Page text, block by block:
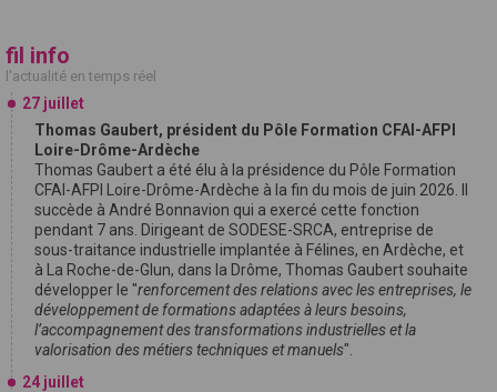
fil info
l'actualité en temps réel
27 juillet
Thomas Gaubert, président du Pôle Formation CFAI-AFPI
Loire-Drôme-Ardèche
Thomas Gaubert a été élu à la présidence du Pôle Formation
CFAI-AFPI Loire-Drôme-Ardèche à la fin du mois de juin 2026. Il
succède à André Bonnavion qui a exercé cette fonction
pendant 7 ans. Dirigeant de SODESE-SRCA, entreprise de
sous-traitance industrielle implantée à Félines, en Ardèche, et
à La Roche-de-Glun, dans la Drôme, Thomas Gaubert souhaite
développer le "renforcement des relations avec les entreprises, le
développement de formations adaptées à leurs besoins,
l’accompagnement des transformations industrielles et la
valorisation des métiers techniques et manuels".
24 juillet